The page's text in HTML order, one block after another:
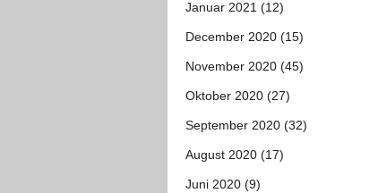
Januar 2021 (12)
December 2020 (15)
November 2020 (45)
Oktober 2020 (27)
September 2020 (32)
August 2020 (17)
Juni 2020 (9)